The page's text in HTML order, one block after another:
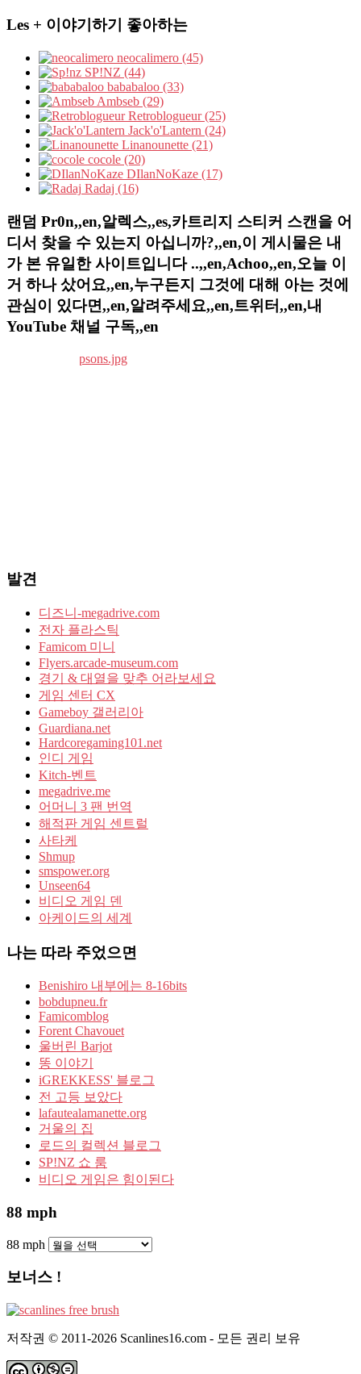
Les + 이야기하기 좋아하는
neocalimero (45)
SP!NZ (44)
bababaloo (33)
Ambseb (29)
Retroblogueur (25)
Jack'o'Lantern (24)
Linanounette (21)
cocole (20)
DIlanNoKaze (17)
Radaj (16)
랜덤 Pr0n,,en,알렉스,,es,카트리지 스티커 스캔을 어
디서 찾을 수 있는지 아십니까?,,en,이 게시물은 내
가 본 유일한 사이트입니다 ..,,en,Achoo,,en,오늘 이
거 하나 샀어요,,en,누구든지 그것에 대해 아는 것에
관심이 있다면,,en,알려주세요,,en,트위터,,en,내
YouTube 채널 구독,,en
발견
디즈니-megadrive.com
전자 플라스틱
Famicom 미니
Flyers.arcade-museum.com
경기 & 대열을 맞추 어라보세요
게임 센터 CX
Gameboy 갤러리아
Guardiana.net
Hardcoregaming101.net
인디 게임
Kitch-벤트
megadrive.me
어머니 3 팬 번역
해적판 게임 센트럴
사타케
Shmup
smspower.org
Unseen64
비디오 게임 덴
아케이드의 세계
나는 따라 주었으면
Benishiro 내부에는 8-16bits
bobdupneu.fr
Famicomblog
Forent Chavouet
울버린 Barjot
똥 이야기
iGREKKESS' 블로그
전 고등 보았다
lafautealamanette.org
거울의 집
로드의 컬렉션 블로그
SP!NZ 쇼 룸
비디오 게임은 힘이된다
88 mph
88 mph
보너스 !
저작권 © 2011-2026 Scanlines16.com - 모든 권리 보유